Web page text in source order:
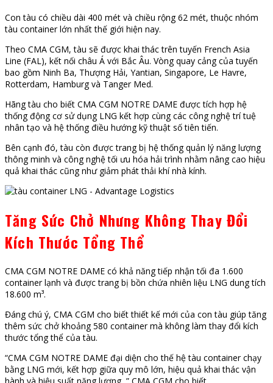
Con tàu có chiều dài 400 mét và chiều rộng 62 mét, thuộc nhóm
tàu container lớn nhất thế giới hiện nay.
Theo CMA CGM, tàu sẽ được khai thác trên tuyến French Asia
Line (FAL), kết nối châu Á với Bắc Âu. Vòng quay cảng của tuyến
bao gồm Ninh Ba, Thượng Hải, Yantian, Singapore, Le Havre,
Rotterdam, Hamburg và Tanger Med.
Hãng tàu cho biết CMA CGM NOTRE DAME được tích hợp hệ
thống động cơ sử dụng LNG kết hợp cùng các công nghệ trí tuệ
nhân tạo và hệ thống điều hướng kỹ thuật số tiên tiến.
Bên cạnh đó, tàu còn được trang bị hệ thống quản lý năng lượng
thông minh và công nghệ tối ưu hóa hải trình nhằm nâng cao hiệu
quả khai thác cũng như giảm phát thải khí nhà kính.
Tăng Sức Chở Nhưng Không Thay Đổi
Kích Thước Tổng Thể
CMA CGM NOTRE DAME có khả năng tiếp nhận tối đa 1.600
container lạnh và được trang bị bồn chứa nhiên liệu LNG dung tích
18.600 m³.
Đáng chú ý, CMA CGM cho biết thiết kế mới của con tàu giúp tăng
thêm sức chở khoảng 580 container mà không làm thay đổi kích
thước tổng thể của tàu.
“CMA CGM NOTRE DAME đại diện cho thế hệ tàu container chạy
bằng LNG mới, kết hợp giữa quy mô lớn, hiệu quả khai thác vận
hành và hiệu suất năng lượng, ” CMA CGM cho biết.